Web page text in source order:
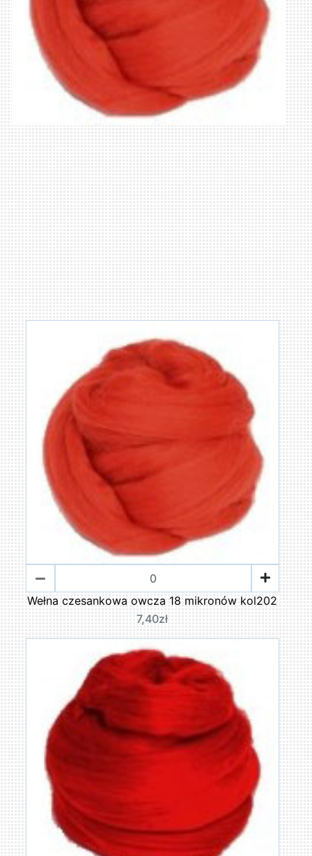
Wełna czesankowa owcza 18 mikronów kol202
7,40zł